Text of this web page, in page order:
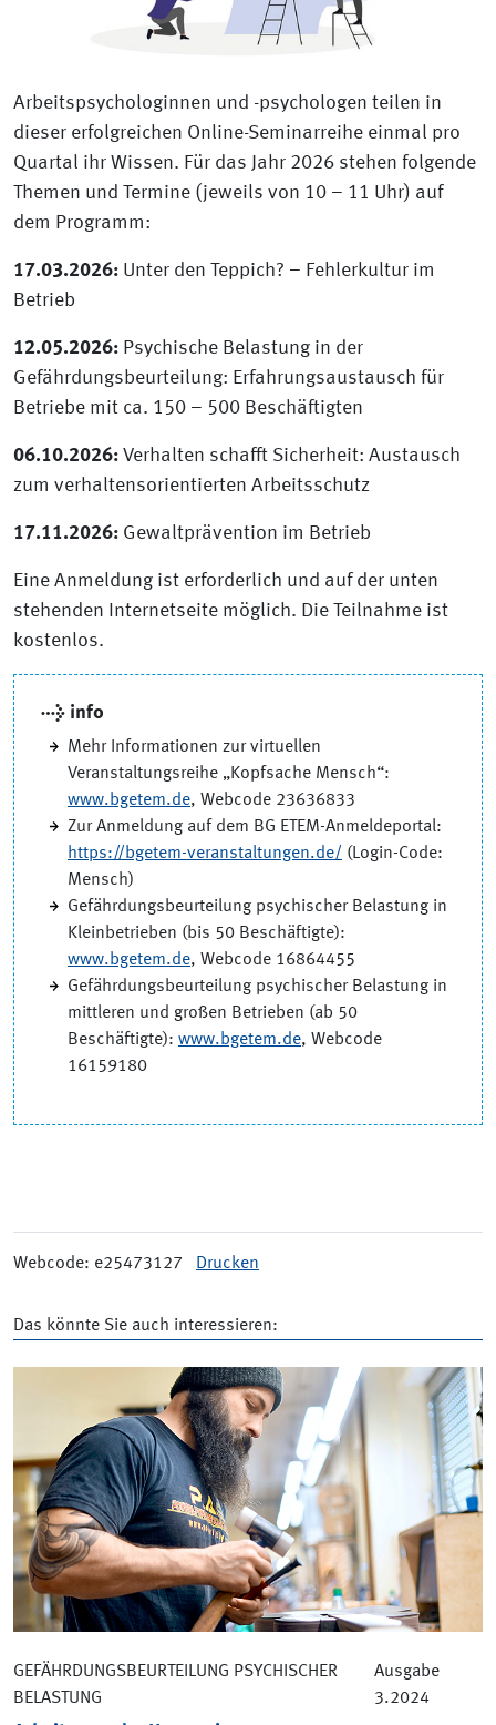
Arbeitspsychologinnen und -psychologen teilen in
dieser erfolgreichen Online-Seminarreihe einmal pro
Quartal ihr Wissen. Für das Jahr 2026 stehen folgende
Themen und Termine (jeweils von 10 – 11 Uhr) auf
dem Programm:
17.03.2026: Unter den Teppich? – Fehlerkultur im
Betrieb
12.05.2026: Psychische Belastung in der
Gefährdungsbeurteilung: Erfahrungsaustausch für
Betriebe mit ca. 150 – 500 Beschäftigten
06.10.2026: Verhalten schafft Sicherheit: Austausch
zum verhaltensorientierten Arbeitsschutz
17.11.2026: Gewaltprävention im Betrieb
Eine Anmeldung ist erforderlich und auf der unten
stehenden Internetseite möglich. Die Teilnahme ist
kostenlos.
→ info
Mehr Informationen zur virtuellen
Veranstaltungsreihe „Kopfsache Mensch“:
www.bgetem.de, Webcode 23636833
Zur Anmeldung auf dem BG ETEM-Anmeldeportal:
https://bgetem-veranstaltungen.de/ (Login-Code:
Mensch)
Gefährdungsbeurteilung psychischer Belastung in
Kleinbetrieben (bis 50 Beschäftigte):
www.bgetem.de, Webcode 16864455
Gefährdungsbeurteilung psychischer Belastung in
mittleren und großen Betrieben (ab 50
Beschäftigte): www.bgetem.de, Webcode
16159180
Webcode: e25473127 Drucken
Das könnte Sie auch interessieren:
GEFÄHRDUNGSBEURTEILUNG PSYCHISCHER
BELASTUNG
Ausgabe
3.2024